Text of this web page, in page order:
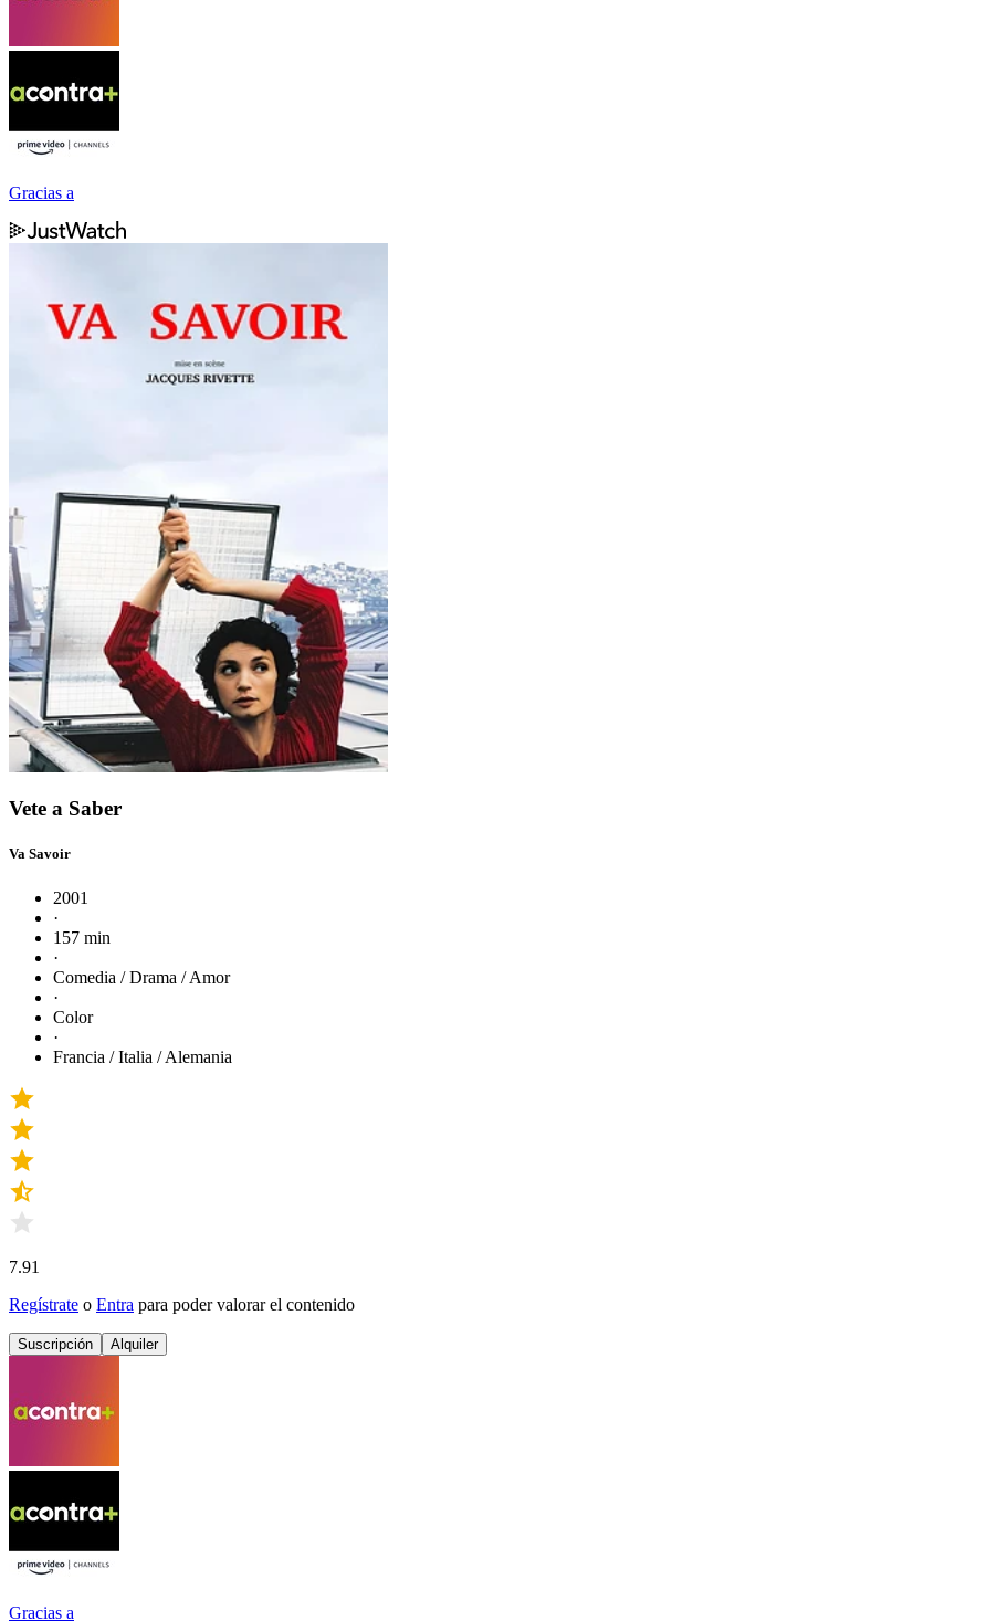
Gracias a
Vete a Saber
Va Savoir
2001
·
157 min
·
Comedia / Drama / Amor
·
Color
·
Francia / Italia / Alemania
7.91
Regístrate o Entra para poder valorar el contenido
Suscripción Alquiler
Gracias a